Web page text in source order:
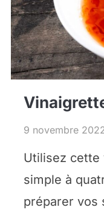
9 novembre
Utilisez cette
simple à
préparer vos